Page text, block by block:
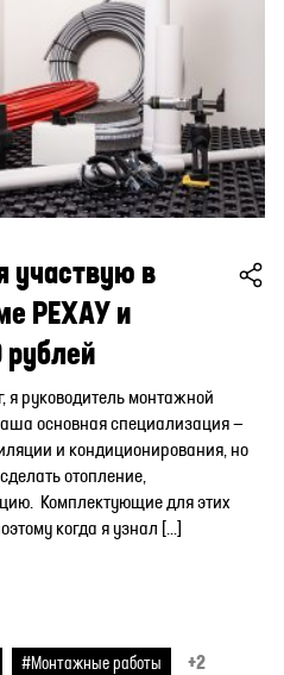
участвую в
РЕХАУ и
я руководитель монтажной
основная специализация —
и кондиционирования, но
отопление,
Комплектующие для этих
когда я узнал […]
#Монтажные работы +2